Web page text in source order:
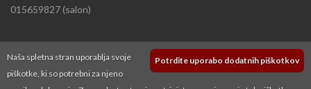
015659827 (salon)
Potrdite uporabo dodatnih piškotkov
Naša spletna stran uporablja svoje
piškotke, ki so potrebni za njeno